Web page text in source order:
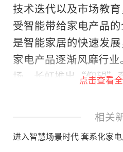
技术迭代以及市场教
受智能带给家电产品
是智能家居的快速发
家电产品逐渐风靡行
场，长虹推出“仰望”
家电，产品涵盖电视
四大品类，不仅打造了
G大屏生态圈，并且创
模态交互场景新体验”
点击查看
相关
进入智慧场景时代 套系化家